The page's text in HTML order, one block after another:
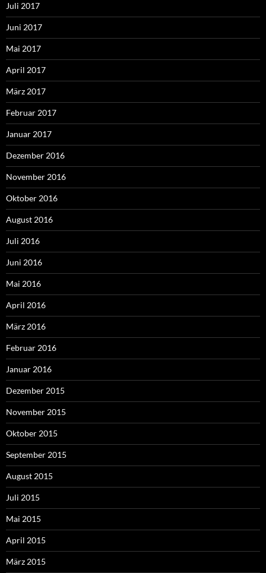
Juli 2017
Juni 2017
Mai 2017
April 2017
März 2017
Februar 2017
Januar 2017
Dezember 2016
November 2016
Oktober 2016
August 2016
Juli 2016
Juni 2016
Mai 2016
April 2016
März 2016
Februar 2016
Januar 2016
Dezember 2015
November 2015
Oktober 2015
September 2015
August 2015
Juli 2015
Mai 2015
April 2015
März 2015